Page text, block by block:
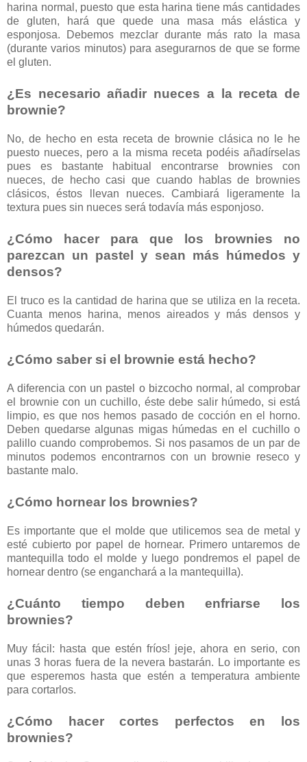
harina normal, puesto que esta harina tiene más cantidades
de gluten, hará que quede una masa más elástica y
esponjosa. Debemos mezclar durante más rato la masa
(durante varios minutos) para asegurarnos de que se forme
el gluten.
¿Es necesario añadir nueces a la receta de
brownie?
No, de hecho en esta receta de brownie clásica no le he
puesto nueces, pero a la misma receta podéis añadírselas
pues es bastante habitual encontrarse brownies con
nueces, de hecho casi que cuando hablas de brownies
clásicos, éstos llevan nueces. Cambiará ligeramente la
textura pues sin nueces será todavía más esponjoso.
¿Cómo hacer para que los brownies no
parezcan un pastel y sean más húmedos y
densos?
El truco es la cantidad de harina que se utiliza en la receta.
Cuanta menos harina, menos aireados y más densos y
húmedos quedarán.
¿Cómo saber si el brownie está hecho?
A diferencia con un pastel o bizcocho normal, al comprobar
el brownie con un cuchillo, éste debe salir húmedo, si está
limpio, es que nos hemos pasado de cocción en el horno.
Deben quedarse algunas migas húmedas en el cuchillo o
palillo cuando comprobemos. Si nos pasamos de un par de
minutos podemos encontrarnos con un brownie reseco y
bastante malo.
¿Cómo hornear los brownies?
Es importante que el molde que utilicemos sea de metal y
esté cubierto por papel de hornear. Primero untaremos de
mantequilla todo el molde y luego pondremos el papel de
hornear dentro (se enganchará a la mantequilla).
¿Cuánto tiempo deben enfriarse los
brownies?
Muy fácil: hasta que estén fríos! jeje, ahora en serio, con
unas 3 horas fuera de la nevera bastarán. Lo importante es
que esperemos hasta que estén a temperatura ambiente
para cortarlos.
¿Cómo hacer cortes perfectos en los
brownies?